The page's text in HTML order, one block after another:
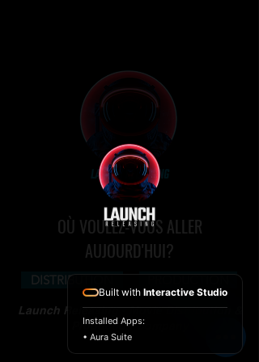
OÙ VOULEZ-VOUS ALLER
AUJOURD'HUI?
DISTRIBUTION PRODUCTION
Launch Releasing - Movie Distribution &
Production Company
Built with Interactive Studio
Installed Apps:
• Aura Suite